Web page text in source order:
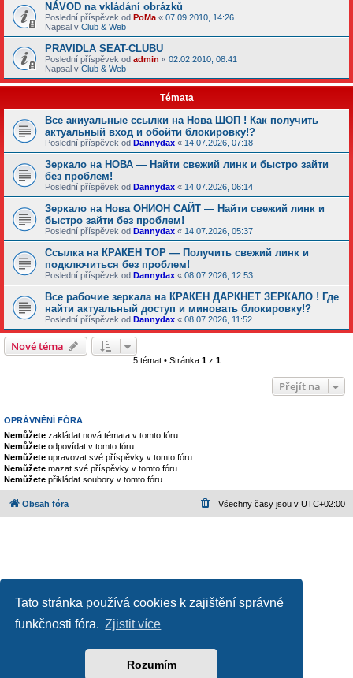
Tato stránka používá cookies k zajištění správné
funkčnosti fóra. Zjistit více
Rozumím
NÁVOD na vkládání obrázků
Poslední příspěvek od PoMa « 07.09.2010, 14:26
Napsal v Club & Web
PRAVIDLA SEAT-CLUBU
Poslední příspěvek od admin « 02.02.2010, 08:41
Napsal v Club & Web
Témata
Все акиуальные ссылки на Нова ШОП ! Как получить
актуальный вход и обойти блокировку!?
Poslední příspěvek od Dannydax « 14.07.2026, 07:18
Зеркало на НОВА — Найти свежий линк и быстро зайти
без проблем!
Poslední příspěvek od Dannydax « 14.07.2026, 06:14
Зеркало на Нова ОНИОН САЙТ — Найти свежий линк и
быстро зайти без проблем!
Poslední příspěvek od Dannydax « 14.07.2026, 05:37
Ссылка на КРАКЕН ТОР — Получить свежий линк и
подключиться без проблем!
Poslední příspěvek od Dannydax « 08.07.2026, 12:53
Все рабочие зеркала на КРАКЕН ДАРКНЕТ ЗЕРКАЛО ! Где
найти актуальный доступ и миновать блокировку!?
Poslední příspěvek od Dannydax « 08.07.2026, 11:52
Nové téma
5 témat • Stránka 1z 1
Přejít na
OPRÁVNĚNÍ FÓRA
Nemůžete zakládat nová témata v tomto fóru
Nemůžete odpovídat v tomto fóru
Nemůžete upravovat své příspěvky v tomto fóru
Nemůžete mazat své příspěvky v tomto fóru
Nemůžete přikládat soubory v tomto fóru
Obsah fóra Všechny časy jsou v UTC+02:00
Český překlad –phpBB.cz
Ochrana soukromí|Podmínky pro užívání